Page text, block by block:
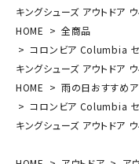
キングシューズ アウトドア
HOME
全商品
コロンビア Columbia セ
キングシューズ アウトドア
HOME
雨の日おすすめ
コロンビア Columbia セ
キングシューズ アウトドア